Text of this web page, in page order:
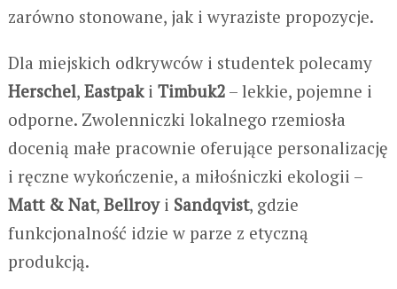
zarówno stonowane, jak i wyraziste propozycje.
Dla miejskich odkrywców i studentek polecamy
Herschel, Eastpaki Timbuk2– lekkie, pojemne i
odporne. Zwolenniczki lokalnego rzemiosła
docenią małe pracownie oferujące personalizację
i ręczne wykończenie, a miłośniczki ekologii –
Matt & Nat, Bellroyi Sandqvist, gdzie
funkcjonalność idzie w parze z etyczną
produkcją.